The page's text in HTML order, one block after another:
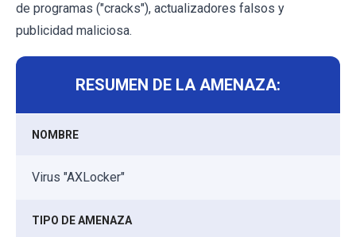
de programas ("cracks"), actualizadores falsos y
publicidad maliciosa.
RESUMEN DE LA AMENAZA:
NOMBRE
Virus "AXLocker"
TIPO DE AMENAZA